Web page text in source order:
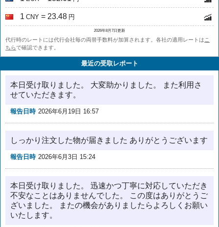
1 CNY = 23.48 円
2026年8月7日更新
代行時のレートには代行会社毎の両替手数料が加算されます。各社の適用レートは こ
ちらで確認できます。
最近の受取レポート
本日受け取りました。 大変助かりました。 また利用さ
せていただきます。
報告日時 2026年6月19日 16:57
しっかり注文した物が届きました ありがとうございます
報告日時 2026年6月3日 15:24
本日受け取りました。 迅速かつ丁寧に対応していただき
不安なことはありませんでした。 この度はありがとうご
ざいました。 またの機会がありましたらよろしくお願い
いたします。